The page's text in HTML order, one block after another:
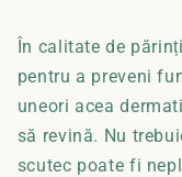
În calitate de
pentru a preveni
uneori acea
să revină. Nu
scutec poate fi